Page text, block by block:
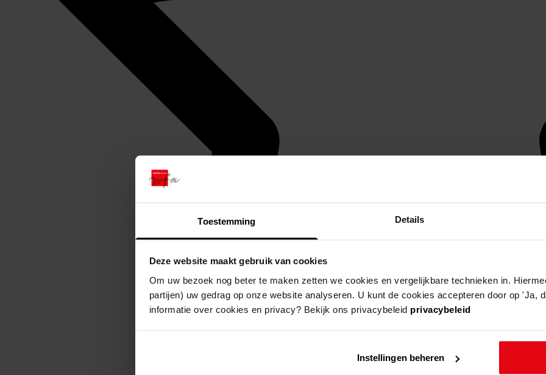
Toestemming Details
Deze website maakt gebruik van cookies
Om uw bezoek nog beter te maken zetten we cookies en vergelijkbare technieken in.
partijen) uw gedrag op onze website analyseren. U kunt de cookies accepteren door op 'Ja,
informatie over cookies en privacy? Bekijk ons privacybeleid privacybeleid
Instellingen beheren